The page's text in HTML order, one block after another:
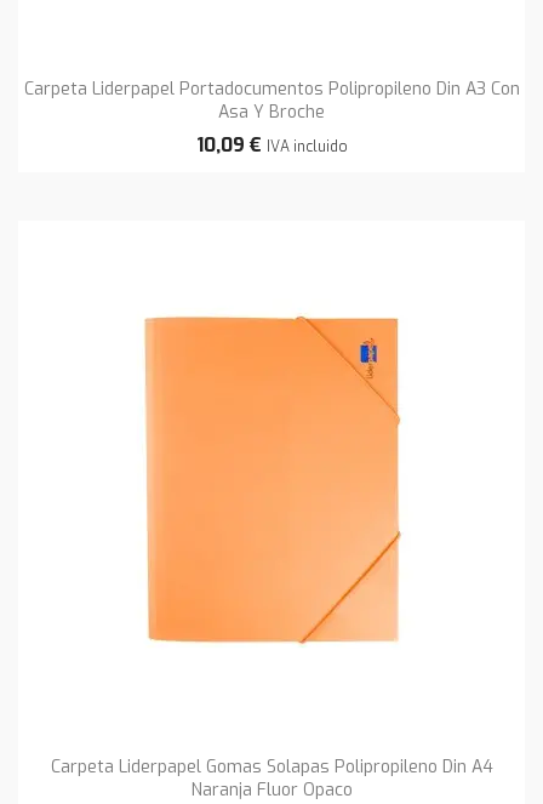
Carpeta Liderpapel Portadocumentos Polipropileno Din A3 Con
Asa Y Broche
10,09 € IVA incluido
Carpeta Liderpapel Gomas Solapas Polipropileno Din A4
Naranja Fluor Opaco